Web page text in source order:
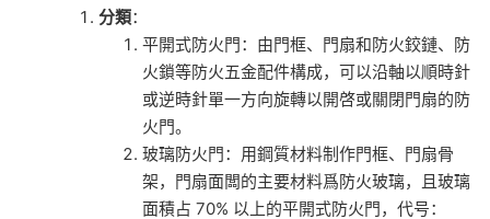
分類：
平開式防火門：由門框、門扇和防火鉸鏈、防
火鎖等防火五金配件構成，可以沿軸以順時針
或逆時針單一方向旋轉以開啓或關閉門扇的防
火門。
玻璃防火門：用鋼質材料制作門框、門扇骨
架，門扇面闆的主要材料爲防火玻璃，且玻璃
面積占 70% 以上的平開式防火門，代号：